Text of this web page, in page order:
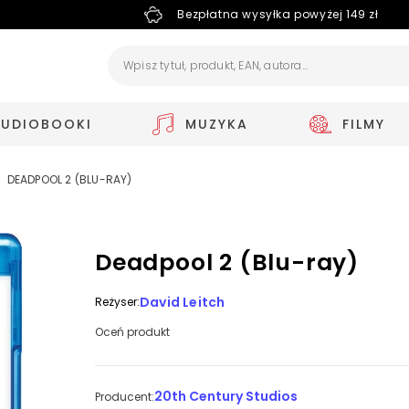
Bezpłatna wysyłka powyżej 149 zł
MUZYKA FILMY
DEADPOOL 2 (BLU-RAY)
Deadpool 2 (Blu-ray)
Reżyser:David Leitch
Oceń produkt
Producent:20th Century Studios